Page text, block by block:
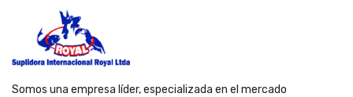
Somos una empresa líder, especializada en el mercado